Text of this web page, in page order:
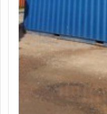
com ótima qualidade e
conta com um
funcionários
a necessidade de cada
valores consideráveis
aumentando a eficiência
é uma empresa que tem
pela idoneidade em tudo
aos parceiros de ponta a